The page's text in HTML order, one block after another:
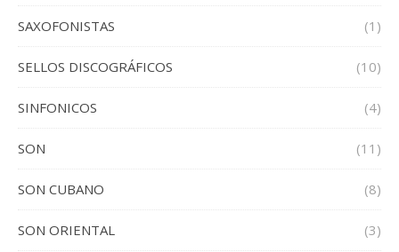
SAXOFONISTAS (1)
SELLOS DISCOGRÁFICOS (10)
SINFONICOS (4)
SON (11)
SON CUBANO (8)
SON ORIENTAL (3)